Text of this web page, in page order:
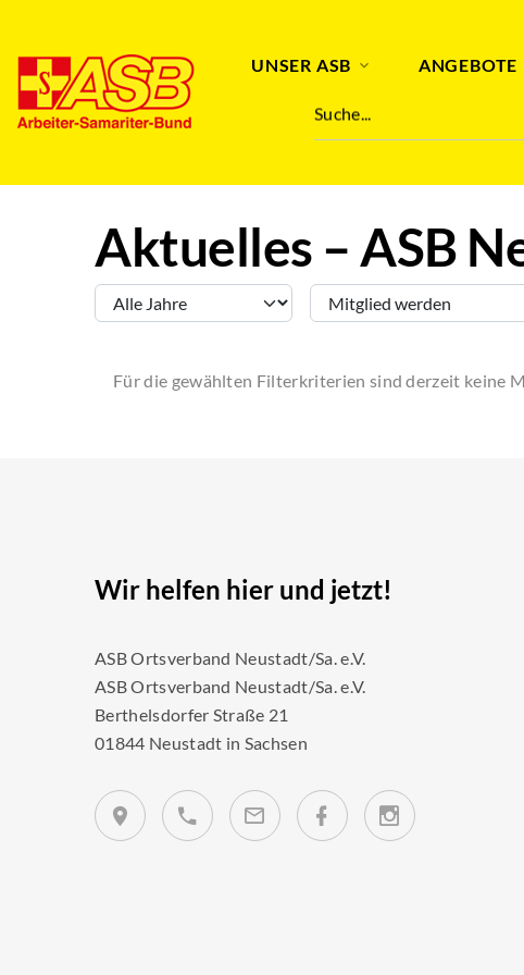
UNSER ASB ANGEBOTE
Suche...
Aktuelles – ASB
Für die gewählten Filterkriterien sind derzeit keine
Wir helfen hier und jetzt!
ASB Ortsverband Neustadt/Sa. e.V.
ASB Ortsverband Neustadt/Sa. e.V.
Berthelsdorfer Straße 21
01844 Neustadt in Sachsen